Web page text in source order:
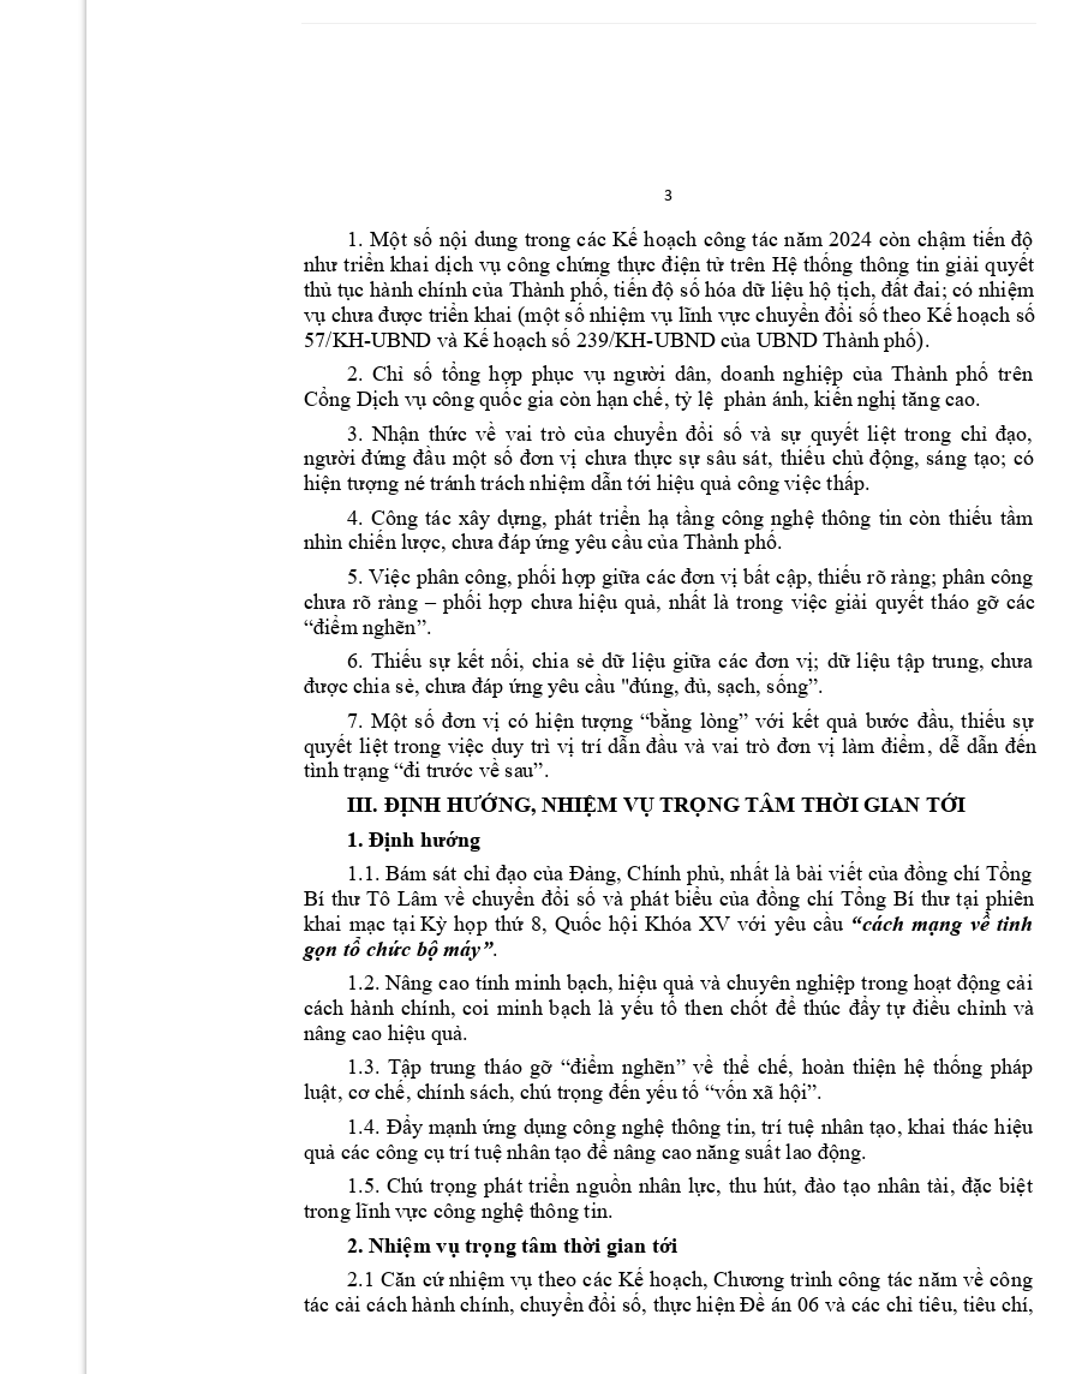
3
1. Một số nội dung trong các Kế hoạch công tác năm 2024 còn chậm tiến độ
như triển khai dịch vụ công chứng thực điện tử trên Hệ thống thông tin giải quyết
thủ tục hành chính của Thành phố, tiến độ số hóa dữ liệu hộ tịch, đất đai; có nhiệm
vụ chưa được triển khai (một số nhiệm vụ lĩnh vực chuyển đổi số theo Kế hoạch số
57/KH-UBND và Kế hoạch số 239/KH-UBND của UBND Thành phố).
2. Chỉ số tổng hợp phục vụ người dân, doanh nghiệp của Thành phố trên
Cổng Dịch vụ công quốc gia còn hạn chế, tỷ lệ phản ánh, kiến nghị tăng cao.
3. Nhận thức về vai trò của chuyển đổi số và sự quyết liệt trong chỉ đạo,
người đứng đầu một số đơn vị chưa thực sự sâu sát, thiếu chủ động, sáng tạo; có
hiện tượng né tránh trách nhiệm dẫn tới hiệu quả công việc thấp.
4. Công tác xây dựng, phát triển hạ tầng công nghệ thông tin còn thiếu tầm
nhìn chiến lược, chưa đáp ứng yêu cầu của Thành phố.
5. Việc phân công, phối hợp giữa các đơn vị bất cập, thiếu rõ ràng; phân công
chưa rõ ràng – phối hợp chưa hiệu quả, nhất là trong việc giải quyết tháo gỡ các
“điểm nghẽn”.
6. Thiếu sự kết nối, chia sẻ dữ liệu giữa các đơn vị; dữ liệu tập trung, chưa
được chia sẻ, chưa đáp ứng yêu cầu "đúng, đủ, sạch, sống”.
7. Một số đơn vị có hiện tượng “bằng lòng” với kết quả bước đầu, thiếu sự
quyết liệt trong việc duy trì vị trí dẫn đầu và vai trò đơn vị làm điểm, dễ dẫn đến
tình trạng “đi trước về sau”.
III. ĐỊNH HƯỚNG, NHIỆM VỤ TRỌNG TÂM THỜI GIAN TỚI
1. Định hướng
1.1. Bám sát chỉ đạo của Đảng, Chính phủ, nhất là bài viết của đồng chí Tổng
Bí thư Tô Lâm về chuyển đổi số và phát biểu của đồng chí Tổng Bí thư tại phiên
khai mạc tại Kỳ họp thứ 8, Quốc hội Khóa XV với yêu cầu “cách mạng về tinh
gọn tổ chức bộ máy”.
1.2. Nâng cao tính minh bạch, hiệu quả và chuyên nghiệp trong hoạt động cải
cách hành chính, coi minh bạch là yếu tố then chốt để thúc đẩy tự điều chỉnh và
nâng cao hiệu quả.
1.3. Tập trung tháo gỡ “điểm nghẽn” về thể chế, hoàn thiện hệ thống pháp
luật, cơ chế, chính sách, chú trọng đến yếu tố “vốn xã hội”.
1.4. Đẩy mạnh ứng dụng công nghệ thông tin, trí tuệ nhân tạo, khai thác hiệu
quả các công cụ trí tuệ nhân tạo để nâng cao năng suất lao động.
1.5. Chú trọng phát triển nguồn nhân lực, thu hút, đào tạo nhân tài, đặc biệt
trong lĩnh vực công nghệ thông tin.
2. Nhiệm vụ trọng tâm thời gian tới
2.1 Căn cứ nhiệm vụ theo các Kế hoạch, Chương trình công tác năm về công
tác cải cách hành chính, chuyển đổi số, thực hiện Đề án 06 và các chỉ tiêu, tiêu chí,